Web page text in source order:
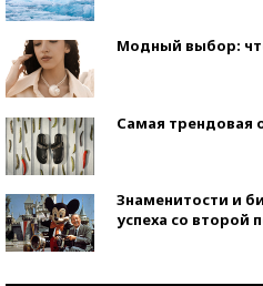
Модный выбор:
Самая трендовая
Знаменитости и
успеха со второй